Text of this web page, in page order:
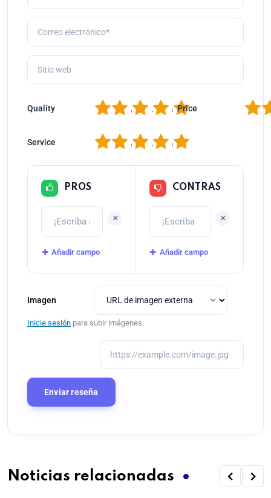
Quality 5
4
3
2 Price 2
Service 5
4
3
2
PROS
+
Añadir campo
CONTRAS
+
Añadir campo
Imagen
Inicie sesión para subir imágenes.
Noticias relacionadas